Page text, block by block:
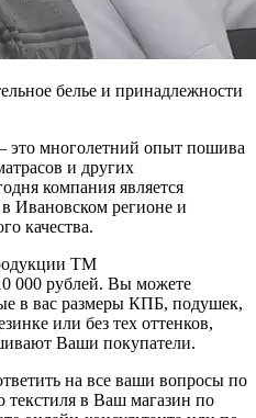
белье и принадлежности
это многолетний опыт пошива
и других
компания является
Ивановском регионе и
качества.
ТМ
рублей. Вы можете
в вас размеры КПБ, подушек,
или без тех оттенков,
Ваши покупатели.
на все ваши вопросы по
текстиля в Ваш магазин по